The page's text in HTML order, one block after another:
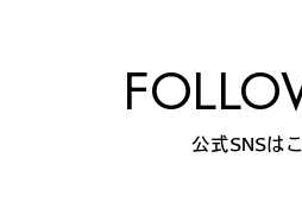
公式SNSは